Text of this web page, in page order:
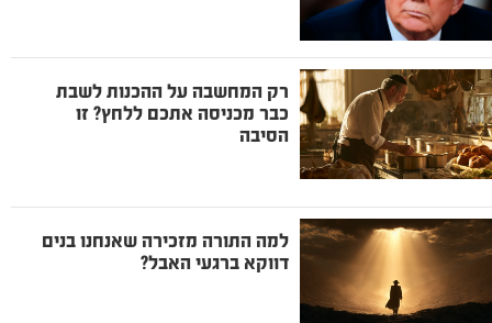
רק המחשבה על ההכנות לשבת
כבר מכניסה אתכם ללחץ? זו
הסיבה
למה התורה מזכירה שאנחנו בנים
דווקא ברגעי האבל?